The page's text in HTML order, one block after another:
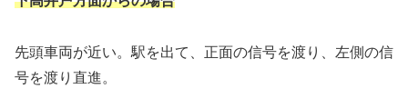
先頭車両が近い。駅を出て、正面の信号を渡り、左側の信
号を渡り直進。